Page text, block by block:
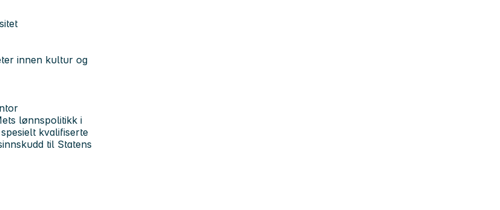
innen kultur og
lønnspolitikk i
kvalifiserte
til Statens